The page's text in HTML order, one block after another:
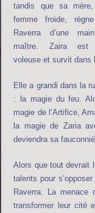
tandis que sa
femme froide,
Raverra d’une
maître. Zaira est
voleuse et survit dans
Elle a grandi dans la
: la magie du feu.
magie de l’Artifice,
la magie de Zaria
deviendra sa
Alors que tout devrait
talents pour
Raverra. La menace
transformer leur cité